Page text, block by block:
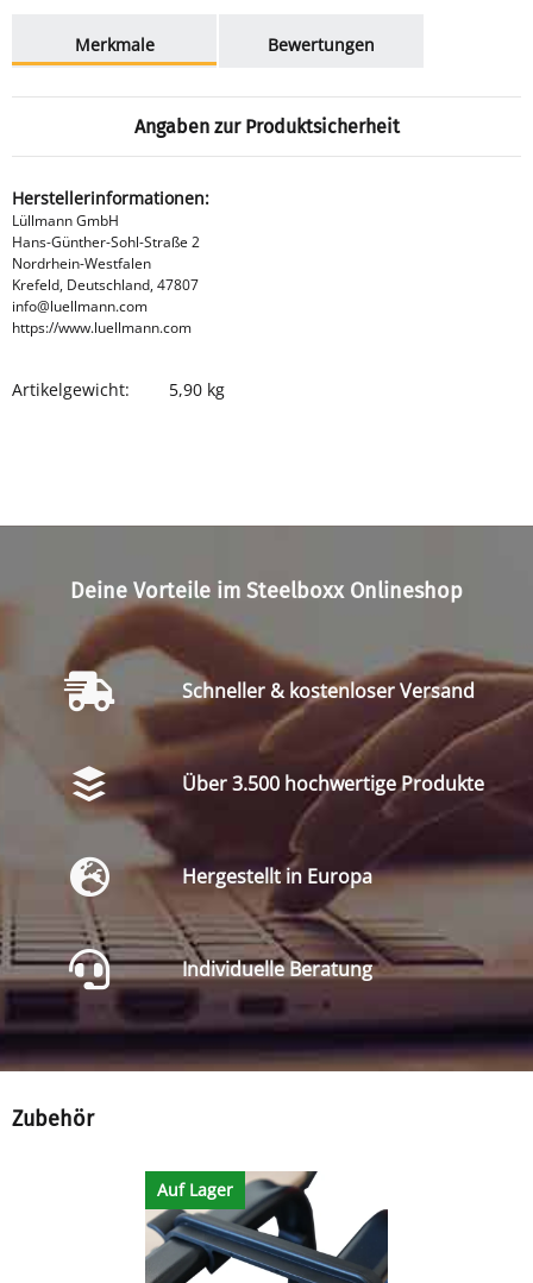
Merkmale
Bewertungen
Angaben zur Produktsicherheit
Herstellerinformationen:
Lüllmann GmbH
Hans-Günther-Sohl-Straße 2
Nordrhein-Westfalen
Krefeld, Deutschland, 47807
info@luellmann.com
https://www.luellmann.com
Produkteigenschaft
Wert
Artikelgewicht: 5,90 kg
Deine Vorteile im Steelboxx Onlineshop
Schneller & kostenloser Versand
Über 3.500 hochwertige Produkte
Hergestellt in Europa
Individuelle Beratung
Zubehör
Auf Lager